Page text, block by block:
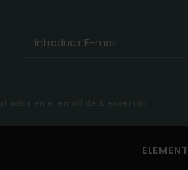
en el email de bienvenida
ELEMENT